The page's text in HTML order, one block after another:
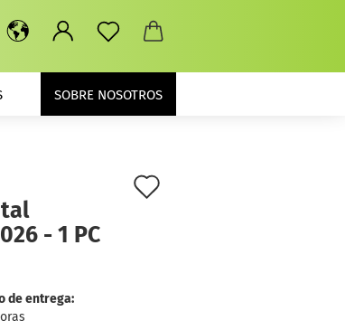
SOBRE NOSOTROS
- 1 PC
de entrega: